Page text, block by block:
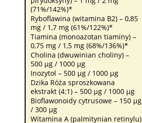
(71%/142%)*
Ryboflawina (witamina B2) – 0,85
mg / 1,7 mg (61%/122%)*
Tiamina (monoazotan tiaminy) –
0,75 mg / 1,5 mg (68%/136%)*
Cholina (dwuwinian choliny) –
500 µg / 1000 µg
Inozytol – 500 µg / 1000 µg
Dzika Róża sproszkowana
ekstrakt (4:1) – 500 µg / 1000 µg
Bioflawonoidy cytrusowe – 150 µg
/ 300 µg
Witamina A (palmitynian retinylu)